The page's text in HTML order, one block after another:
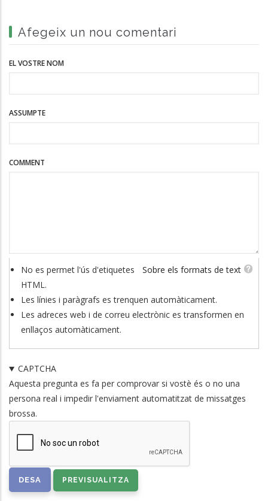
Afegeix un nou comentari
EL VOSTRE NOM
ASSUMPTE
COMMENT
Sobre els formats de text
No es permet l'ús d'etiquetes
HTML.
Les línies i paràgrafs es trenquen automàticament.
Les adreces web i de correu electrònic es transformen en
enllaços automàticament.
CAPTCHA
Aquesta pregunta es fa per comprovar si vostè és o no una
persona real i impedir l'enviament automatitzat de missatges
brossa.